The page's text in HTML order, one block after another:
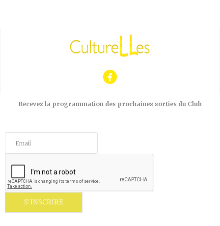
Recevez la programmation des prochaines sorties du Club